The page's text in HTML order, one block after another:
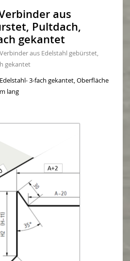
aus
Pultdach,
gekantet
aus Edelstahl gebürstet,
gekantet
3-fach gekantet, Oberfläche
lang